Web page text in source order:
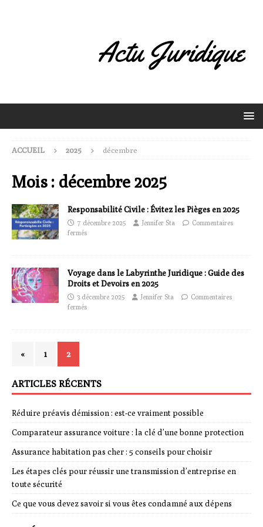
ACCUEIL 2025 décembre
Mois : décembre 2025
Responsabilité Civile : Évitez les Pièges en 2025
7 décembre 2025 Jennifer Sta
Commentaires
fermés
Voyage dans le Labyrinthe Juridique : Guide des
Droits et Devoirs en 2025
3 décembre 2025 Jennifer Sta
Commentaires
fermés
« 1 2
ARTICLES RÉCENTS
Réduire préavis démission : est-ce vraiment possible
Comparateur assurance voiture : la clé d’une bonne protection
Assurance habitation pas cher : 5 conseils pour choisir
Les étapes clés pour réussir une transmission d’entreprise en
toute sécurité
Ce que vous devez savoir si vous êtes condamné aux dépens